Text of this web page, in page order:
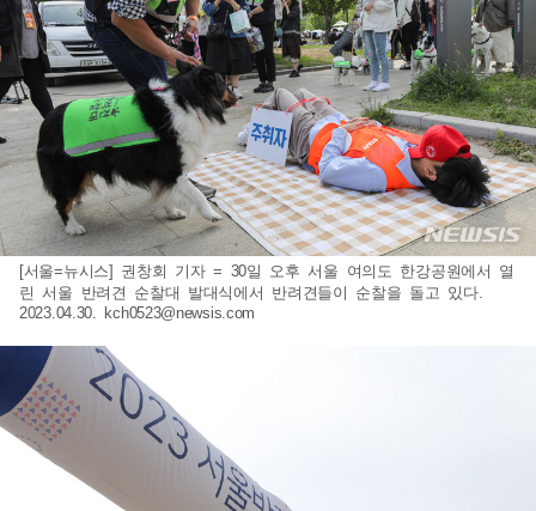
[서울=뉴시스] 권창회 기자 = 30일 오후 서울 여의도 한강공원에서 열
린 서울 반려견 순찰대 발대식에서 반려견들이 순찰을 돌고 있다.
2023.04.30. kch0523@newsis.com